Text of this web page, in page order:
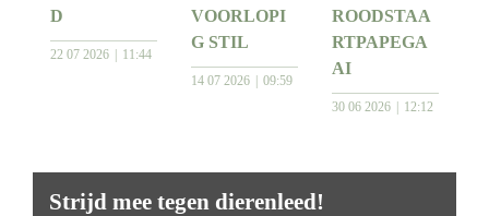
D
22 07 2026 11:44
VOORLOPI
G STIL
14 07 2026 09:59
ROODSTAA
RTPAPEGA
AI
30 06 2026 12:12
Strijd mee tegen dierenleed!